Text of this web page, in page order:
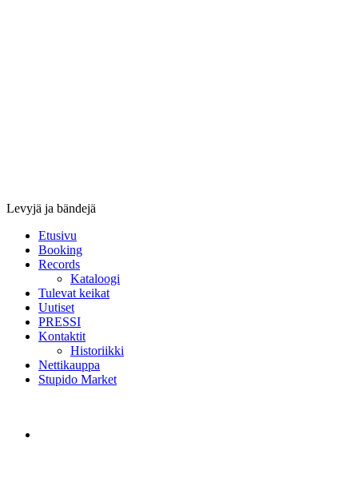
Levyjä ja bändejä
Etusivu
Booking
Records
Kataloogi
Tulevat keikat
Uutiset
PRESSI
Kontaktit
Historiikki
Nettikauppa
Stupido Market